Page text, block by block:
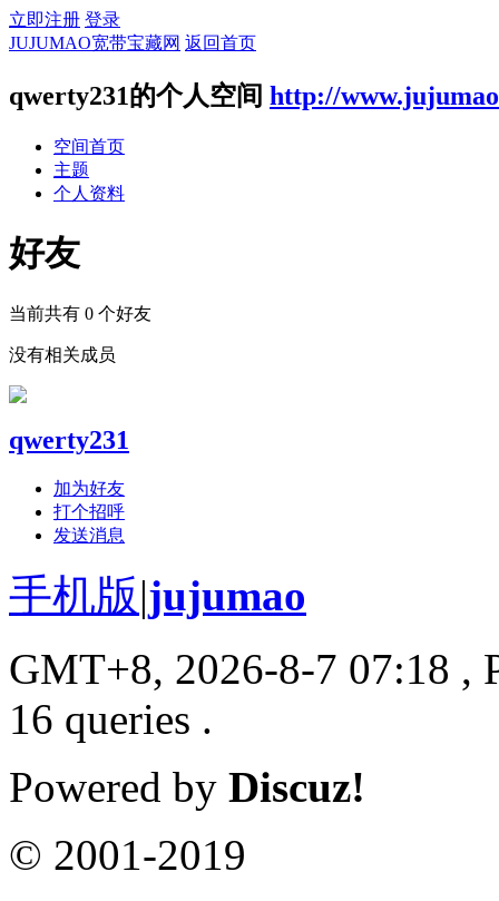
立即注册 登录
JUJUMAO宽带宝藏网 返回首页
qwerty231的个人空间 http://
空间首页
主题
个人资料
好友
当前共有 0 个好友
没有相关成员
qwerty231
加为好友
打个招呼
发送消息
手机版|jujumao
GMT+8, 2026-8-7 07:18 ,
16 queries .
Powered by Discuz!
© 2001-2019